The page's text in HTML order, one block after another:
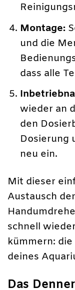
Montage:
und die
dass alle
wieder an
den
Dosierung
neu ein.
Mit dieser
Austausch
schnell
kümmern: die
deines
Das